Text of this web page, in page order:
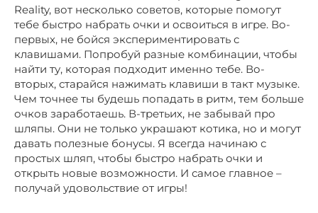
Reality, вот несколько советов, которые помогут
тебе быстро набрать очки и освоиться в игре. Во-
первых, не бойся экспериментировать с
клавишами. Попробуй разные комбинации, чтобы
найти ту, которая подходит именно тебе. Во-
вторых, старайся нажимать клавиши в такт музыке.
Чем точнее ты будешь попадать в ритм, тем больше
очков заработаешь. В-третьих, не забывай про
шляпы. Они не только украшают котика, но и могут
давать полезные бонусы. Я всегда начинаю с
простых шляп, чтобы быстро набрать очки и
открыть новые возможности. И самое главное –
получай удовольствие от игры!